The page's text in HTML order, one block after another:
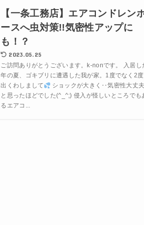
【一条工務店】エアコンドレン
ースへ虫対策!!気密性アップに
も！？
2023.05.25
ご訪問ありがとうございます。k-nonです。 入居し
年の夏、ゴキブリに遭遇した我が家。1度でなく2度
出くわしまして
ショックが大きく‥気密性大丈
と思ったほどでした(^_^;) 侵入が怪しいところでも
るエアコ...